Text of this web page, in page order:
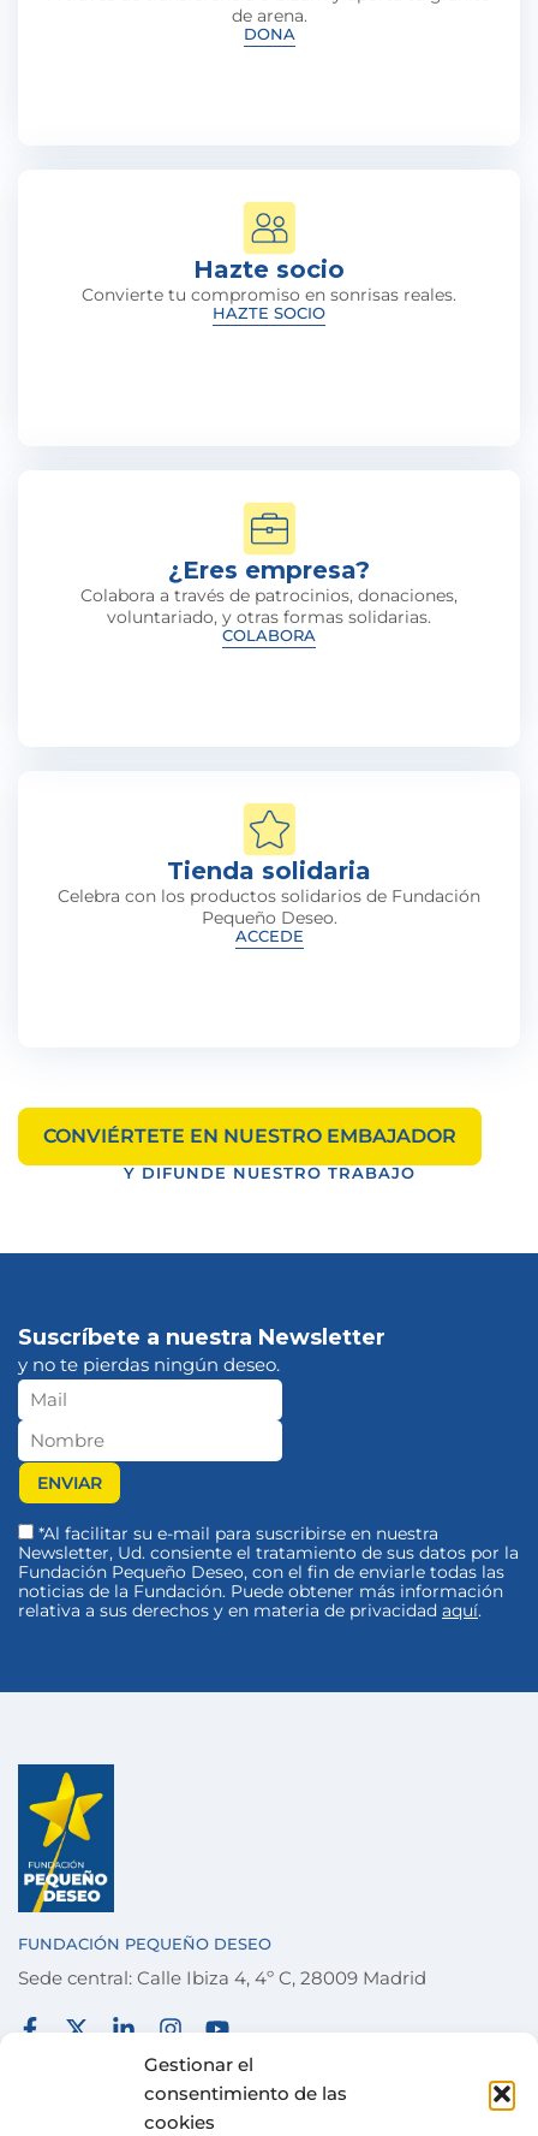
Gestionar el
consentimiento de las
cookies
de arena.
DONA
Hazte socio
Convierte tu compromiso en sonrisas reales.
HAZTE SOCIO
Tienda solidaria
Celebra con los productos solidarios de Fundación
Pequeño Deseo.
ACCEDE
¿Eres empresa?
Colabora a través de patrocinios, donaciones,
voluntariado, y otras formas solidarias.
COLABORA
CONVIÉRTETE EN NUESTRO EMBAJADOR
Y DIFUNDE NUESTRO TRABAJO
Suscríbete a nuestra Newsletter
y no te pierdas ningún deseo.
*Al facilitar su e-mail para suscribirse en nuestra
Newsletter, Ud. consiente el tratamiento de sus datos por la
Fundación Pequeño Deseo, con el fin de enviarle todas las
noticias de la Fundación. Puede obtener más información
relativa a sus derechos y en materia de privacidad aquí.
FUNDACIÓN PEQUEÑO DESEO
Sede central: Calle Ibiza 4, 4º C, 28009 Madrid
POLÍTICA DE PRIVACIDAD